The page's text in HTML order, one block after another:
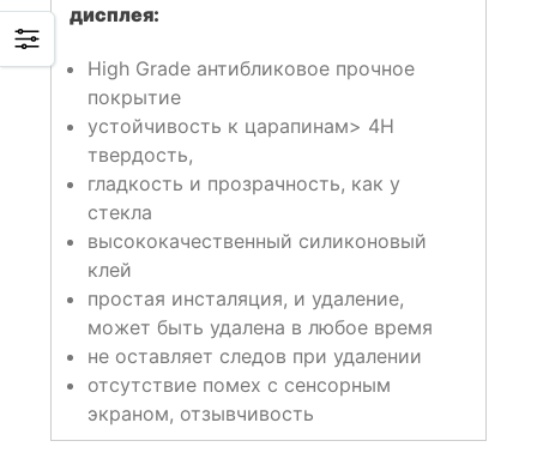
дисплея:
High Grade антибликовое прочное
покрытие
устойчивость к царапинам> 4H
твердость,
гладкость и прозрачность, как у
стекла
высококачественный силиконовый
клей
простая инсталяция, и удаление,
может быть удалена в любое время
не оставляет следов при удалении
отсутствие помех с сенсорным
экраном, отзывчивость